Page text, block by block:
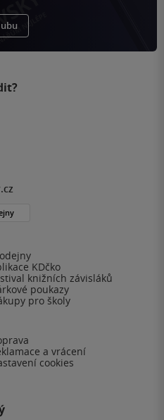
KDčko
knižních závisláků
poukazy
pro školy
a vrácení
cookies